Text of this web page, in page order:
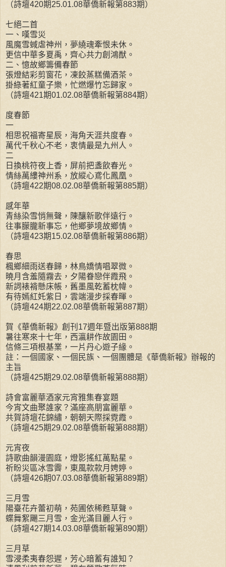
（詩壇420期25.01.08華僑新報第883期）
七絕二首
一、嘆雪災
風魔雪蜮虐神州，夢繞魂牽恨未休。
更信中華多夏禹，齊心共力創鴻猷。
二、憶故鄉籌備春節
張燈結彩剪窗花，凍餃蒸糕備酒茶。
掛綠著紅童子樂，忙燃爆竹忘歸家。
（詩壇421期01.02.08華僑新報第884期）
度春節
一
相思祝福寄星辰，海角天涯共度春。
萬代千秋心不老，衷情最是九州人。
二
日換桃符夜上香，屏前把盞飲春光。
情絲萬縷神州系，放縱心鳶化鳳凰。
（詩壇422期08.02.08華僑新報第885期）
感年華
青絲染雪悄無聲，陳釀新歌伴遠行。
往事朦朧新事忘，他鄉夢境故鄉情。
（詩壇423期15.02.08華僑新報第886期）
春思
楓鄉細雨送春歸，林鳥嬌情唱翠微。
曉月含羞隨霧去，夕陽眷戀伴霞飛。
新詞裱褙懸床帳，舊墨風乾蓄枕幃。
有待嫣紅奼紫日，雲端漫步採春暉。
（詩壇424期22.02.08華僑新報第887期）
賀《華僑新報》創刊17週年暨出版第888期
暑往寒來十七年，西瀛耕作故園田。
信條三項根基業，一片丹心遊子緣。
註：一個國家、一個民族、一個團體是《華僑新報》辦報的
主旨
（詩壇425期29.02.08華僑新報第888期）
詩會富麗華酒家元宵雅集春宴題
今宵文曲聚誰家？滿座高朋富麗華。
共賀詩壇花錦繡，朝朝天際採霓霞。
（詩壇425期29.02.08華僑新報第888期）
元宵夜
詩歌曲韻漫園庭，燈影搖紅萬點星。
祈盼災區冰雪霽，東風款款月娉婷。
（詩壇426期07.03.08華僑新報第889期）
三月雪
陽臺花卉蕾初萌，苑圃依稀甦草聲。
蝶舞絮颺三月雪，金光滿目麗人行。
（詩壇427期14.03.08華僑新報第890期）
三月草
雪浸柔夷春怨遲，芳心暗蓄有誰知？